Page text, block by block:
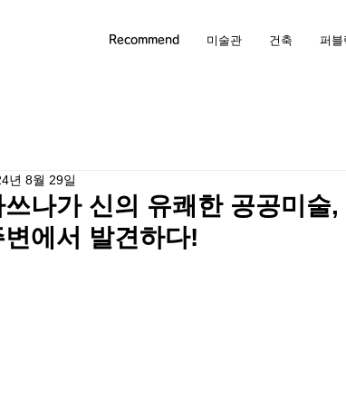
Recommend 미술관 건축 퍼블
쓰나가 신의 유쾌한 공공미술
변에서 발견하다!
년 8월 29일